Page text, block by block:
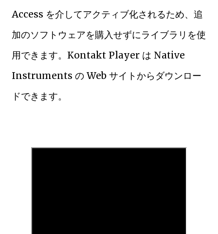
Access を介してアクティブ化されるため、追
加のソフトウェアを購入せずにライブラリを使
用できます。Kontakt Player は Native
Instruments の Web サイトからダウンロー
ドできます。